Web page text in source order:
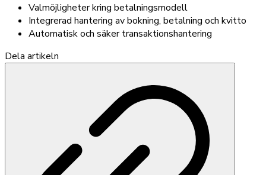
Valmöjligheter kring betalningsmodell
Integrerad hantering av bokning, betalning och kvitto
Automatisk och säker transaktionshantering
Dela artikeln